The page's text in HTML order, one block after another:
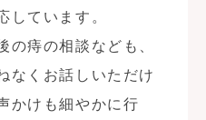
しています。
の痔の相談なども、
なくお話しいただけ
かけも細やかに行